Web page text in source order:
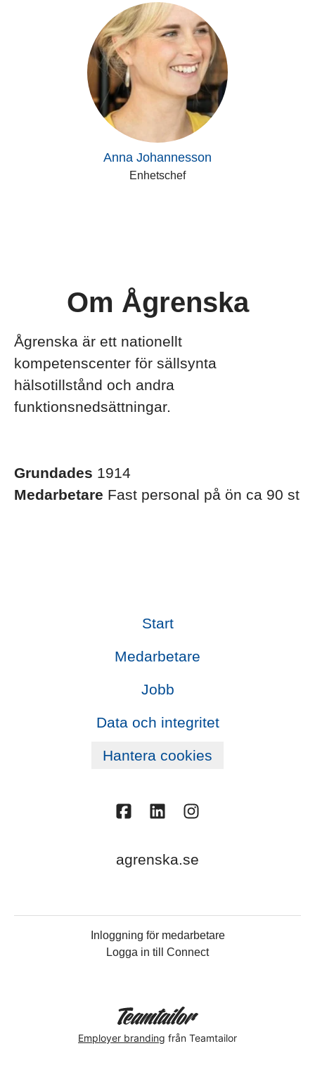
Anna Johannesson
Enhetschef
Om Ågrenska
Ågrenska är ett nationellt
kompetenscenter för sällsynta
hälsotillstånd och andra
funktionsnedsättningar.
Grundades 1914
Medarbetare Fast personal på ön ca 90 st
Start
Medarbetare
Jobb
Data och integritet
Hantera cookies
agrenska.se
Inloggning för medarbetare
Logga in till Connect
Employer branding från Teamtailor